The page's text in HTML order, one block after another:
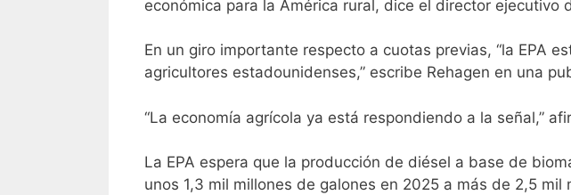
económica para la América rural, dice el director ejecutivo
En un giro importante respecto a cuotas previas, “la EPA
agricultores estadounidenses,” escribe Rehagen en una
“La economía agrícola ya está respondiendo a la señal,”
La EPA espera que la producción de diésel a base de
unos 1,3 mil millones de galones en 2025 a más de 2,5